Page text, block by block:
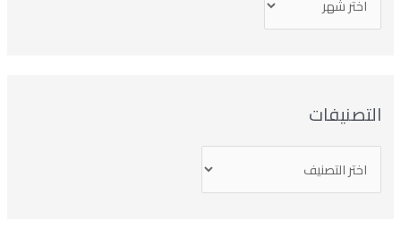
التصنيفات